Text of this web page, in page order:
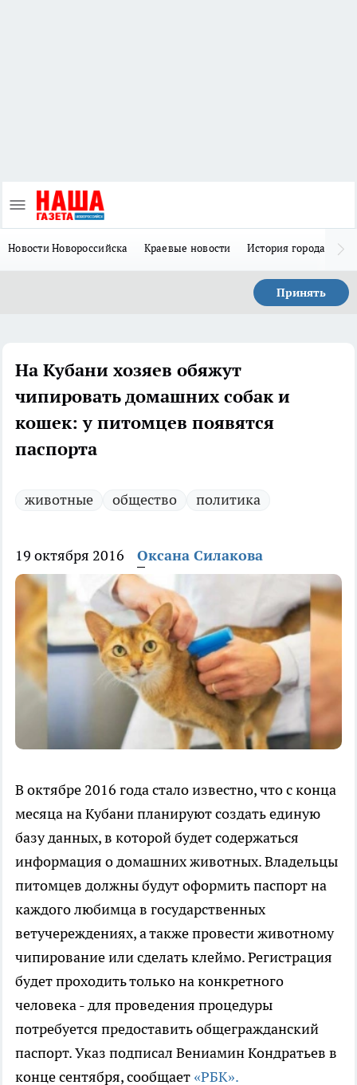
Новости Новороссийска Краевые новости История города Н
Принять
На Кубани хозяев обяжут
чипировать домашних собак и
кошек: у питомцев появятся
паспорта
животные общество политика
19 октября 2016 Оксана Силакова
В октябре 2016 года стало известно, что с конца
месяца на Кубани планируют создать единую
базу данных, в которой будет содержаться
информация о домашних животных. Владельцы
питомцев должны будут оформить паспорт на
каждого любимца в государственных
ветучереждениях, а также провести животному
чипирование или сделать клеймо. Регистрация
будет проходить только на конкретного
человека - для проведения процедуры
потребуется предоставить общегражданский
паспорт. Указ подписал Вениамин Кондратьев в
конце сентября, сообщает «РБК».